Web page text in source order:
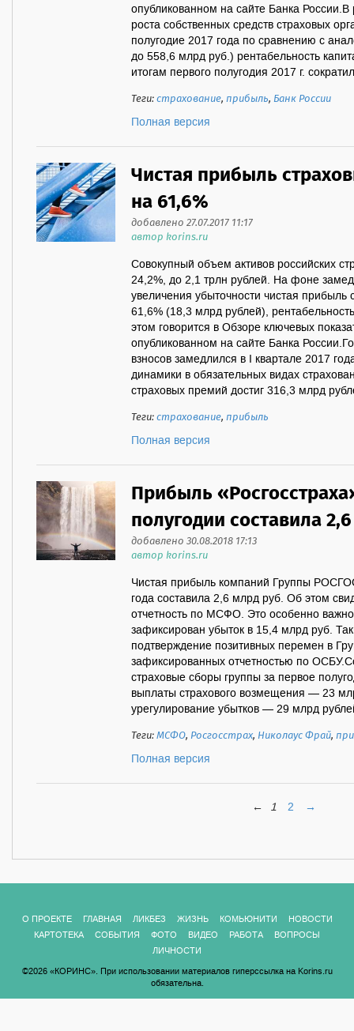
опубликованном на сайте Банка
роста собственных средств страховых
полугодие 2017 года по сравнению с
до 558,6 млрд руб.) рентабельность
итогам первого полугодия 2017 г.
Теги:страхование,прибыль, Банк России
Полная версия
Чистая прибыль
на 61,6%
добавлено 27.07.2017 11:17
автор korins.ru
Совокупный объем активов российских
24,2%, до 2,1 трлн рублей. На фоне
увеличения убыточности чистая прибыль
61,6% (18,3 млрд рублей),
этом говорится в Обзоре ключевых
опубликованном на сайте Банка
взносов замедлился в I квартале 2017
динамики в обязательных видах
страховых премий достиг 316,3 млрд
Теги:страхование,прибыль
Полная версия
Прибыль
полугодии составила
добавлено 30.08.2018 17:13
автор korins.ru
Чистая прибыль компаний Группы
года составила 2,6 млрд руб. Об этом
отчетность по МСФО. Это особенно
зафиксирован убыток в 15,4 млрд руб.
подтверждение позитивных перемен в
зафиксированных отчетностью по
страховые сборы группы за первое
выплаты страхового возмещения — 23
урегулирование убытков — 29 млрд
Теги:МСФО, Росгосстрах, Николаус Фрай,
Полная версия
← 1 2 →
О ПРОЕКТЕ ГЛАВНАЯ ЛИКБЕЗ ЖИЗНЬ КОМЬЮНИТИ
НОВОСТИ
КАРТОТЕКА
СОБЫТИЯ ФОТО ВИДЕО РАБОТА
ВОПРОСЫ
ЛИЧНОСТИ
©2026 «КОРИНС». При использовании материалов гиперссылка на Korins.ru
обязательна.